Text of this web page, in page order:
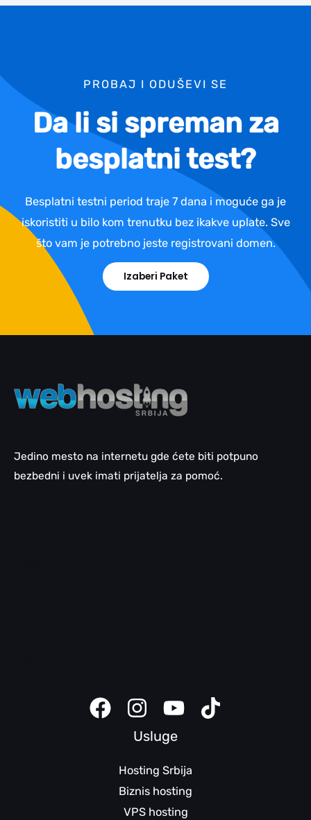
PROBAJ I ODUŠEVI SE
Da li si spreman za
besplatni test?
Besplatni testni period traje 7 dana i moguće ga je
iskoristiti u bilo kom trenutku bez ikakve uplate. Sve
što vam je potrebno jeste registrovani domen.
Izaberi Paket
Jedino mesto na internetu gde ćete biti potpuno
bezbedni i uvek imati prijatelja za pomoć.
Usluge
Hosting Srbija
Biznis hosting
VPS hosting